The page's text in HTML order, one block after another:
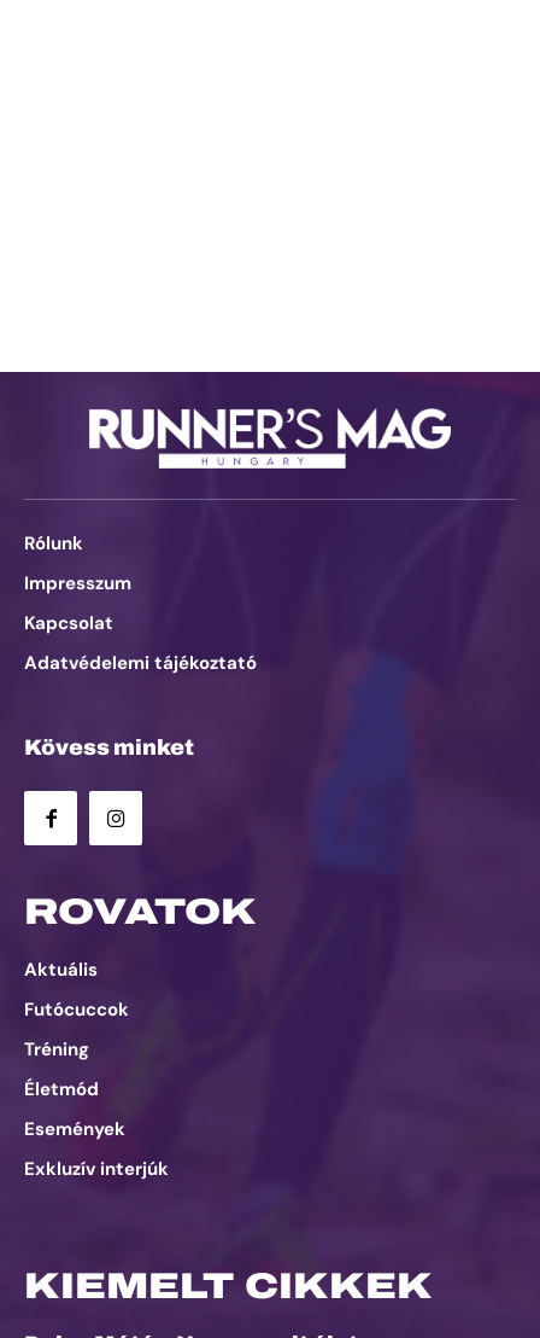
Rólunk
Impresszum
Kapcsolat
Adatvédelemi tájékoztató
Kövess minket
ROVATOK
Aktuális
Futócuccok
Tréning
Életmód
Események
Exkluzív interjúk
KIEMELT CIKKEK